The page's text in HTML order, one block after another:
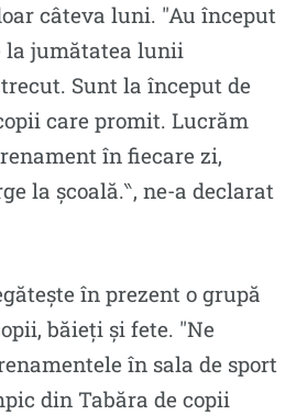
câteva luni. ″Au început
la jumătatea lunii
Sunt la început de
care promit. Lucrăm
în fiecare zi,
la școală.‶, ne-a declarat
în prezent o grupă
băieți și fete. ″Ne
în sala de sport
din Tabăra de copii